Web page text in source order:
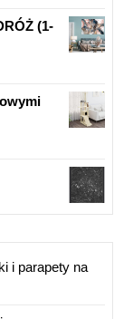
(1-
i parapety na